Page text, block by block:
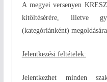
A megyei versenyen
kitöltésérére, illetve
(kategóriánként)
Jelentkezési feltételek:
Jelentkezhet minden